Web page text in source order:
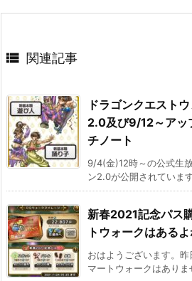
 関連記事
ドラゴンクエスト
2.0及び9/12～アッ
チノート
9/4(金)12時～の公式生
ン2.0が公開されていま
新春2021記念パス
トウォークはあるよ
おはようございます。
マートウォークはあり